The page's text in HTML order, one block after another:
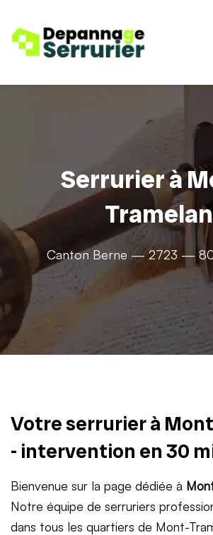
Serrurier à
Tramelan
Canton Berne — 2723 —
Votre serrurier à
- intervention en 30
Bienvenue sur la page dédiée à
Notre équipe de serruriers
dans tous les quartiers de Mont-